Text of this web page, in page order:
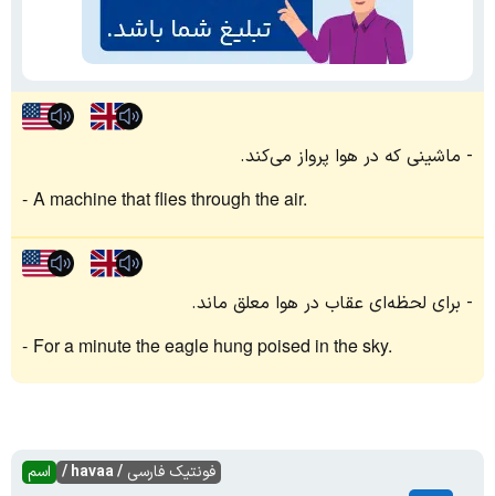
ماشینی که در هوا پرواز می‌کند.
A machine that flies through the air.
برای لحظه‌ای عقاب در هوا معلق ماند.
For a minute the eagle hung poised in the sky.
اسم فونتیک فارسی / havaa /